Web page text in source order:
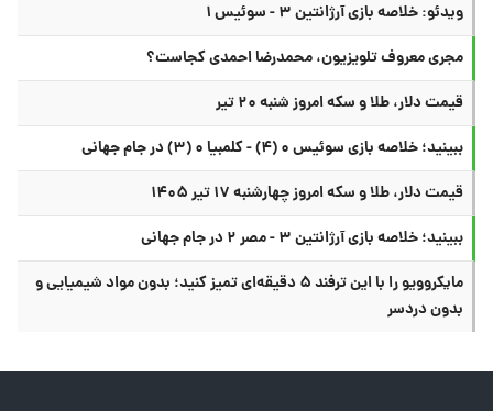
ویدئو: خلاصه بازی آرژانتین ۳ - سوئیس ۱
مجری معروف تلویزیون، محمدرضا احمدی کجاست؟
قیمت دلار، طلا و سکه امروز شنبه ۲۰ تیر
ببینید؛ خلاصه بازی سوئیس ۰ (۴) - کلمبیا ۰ (۳) در جام جهانی
قیمت دلار، طلا و سکه امروز چهارشنبه ۱۷ تیر ۱۴۰۵
ببینید؛ خلاصه بازی آرژانتین ۳ - مصر ۲ در جام جهانی
مایکروویو را با این ترفند ۵ دقیقه‌ای تمیز کنید؛ بدون مواد شیمیایی و
بدون دردسر